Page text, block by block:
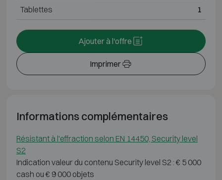
Tablettes 1
Imprimer
Ajouter à l'offre
Informations complémentaires
Résistant à l'effraction selon EN 14450, Security level
S2
Indication valeur du contenu Security level S2 : € 5 000
cash ou € 9 000 objets